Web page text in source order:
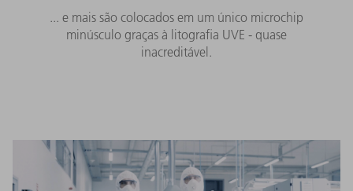
... e mais são colocados em um único microchip
minúsculo graças à litografia UVE - quase
inacreditável.